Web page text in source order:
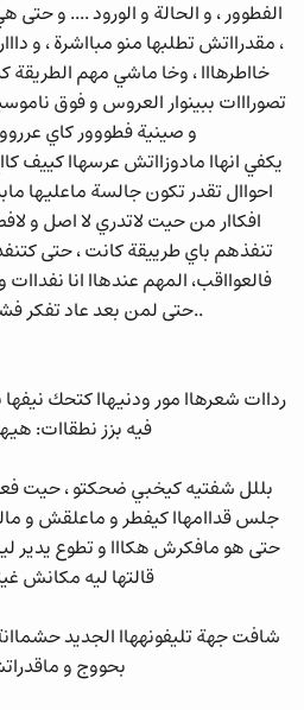
الفطوور ، و الحالة و الورود .... و
، مقدرااتش تطلبها منو مبااشرة ، و
خااطرهااا ، وخا ماشي مهم
تصورااات ببينوار العروس و فوق
و صينية فطووور كاي
يكفي انهاا مادوزااتش عرسهاا كييف
احواال تقدر تكون جالسة ماعليها
افكاار من حيت لاتدري لا اصل و
تنفذهم باي طرييقة كانت ، حتى
فالعوااقب، المهم عندهاا انا
..حتى لمن بعد عاد تفكر
رداات شعرهاا مور ودنيهاا كتحك
فيه بزز نطقاات:
بللل شفتيه كيخبي ضحكتو ، حيت
جلس قداامهاا كيفطر و ماعلقش و
حتى هو مافكرش هكااا و تطوع يدير
قالتها ليه مكانش
شافت جهة تليفونههاا الجديد
بحووج و